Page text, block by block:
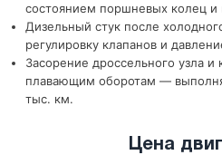
состоянием поршневых колец и
Дизельный стук после
регулировку клапанов и
Засорение дроссельного узла и
плавающим оборотам —
тыс. км.
Цена